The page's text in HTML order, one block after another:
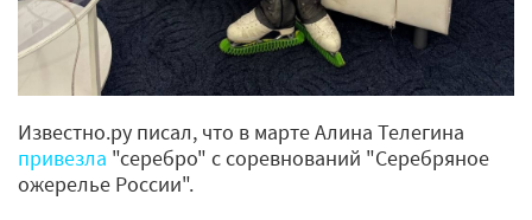
Известно.ру писал, что в марте Алина Телегина
привезла "серебро" с соревнований "Серебряное
ожерелье России".